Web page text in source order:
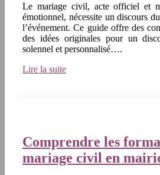
Le mariage civil, acte officiel et
émotionnel, nécessite un discours
l’événement. Ce guide offre des
des idées originales pour un
solennel et personnalisé….
Lire la suite
Comprendre les
mariage civil en